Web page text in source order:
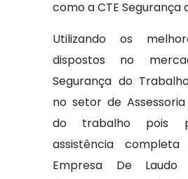
como a CTE Segurança
Utilizando os
dispostos no
Segurança do
no setor de
do trabalho pois
assistência
Empresa De